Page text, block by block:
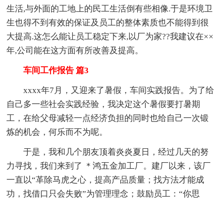
生活,与外面的工地上的民工生活倒有些相像.于是环境卫
生也得不到有效的保证及员工的整体素质也不能得到很
大提高.这怎么能让员工稳定下来,以厂为家??我建议在××
年,公司能在这方面有所改善及提高。
车间工作报告 篇3
xxxx年7月，又迎来了暑假，车间实践报告。为了给
自己多一些社会实践经验，我决定这个暑假要打暑期
工，在给父母减轻一点经济负担的同时也给自己一次锻
炼的机会，何乐而不为呢。
于是，我和几个朋友顶着炎炎夏日，经过几天的努
力寻找，我们来到了 ＊鸿五金加工厂。建厂以来，该厂
一直以“革除马虎之心，提高产品质量；找方法才能成
功，找借口只会失败”为管理理念；鼓励员工：“你思